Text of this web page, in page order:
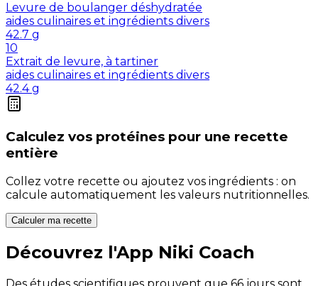
Levure de boulanger déshydratée
aides culinaires et ingrédients divers
42.7 g
10
Extrait de levure, à tartiner
aides culinaires et ingrédients divers
42.4 g
Calculez vos protéines pour une recette
entière
Collez votre recette ou ajoutez vos ingrédients : on
calcule automatiquement les valeurs nutritionnelles.
Calculer ma recette
Découvrez l'App Niki Coach
Des études scientifiques prouvent que 66 jours sont